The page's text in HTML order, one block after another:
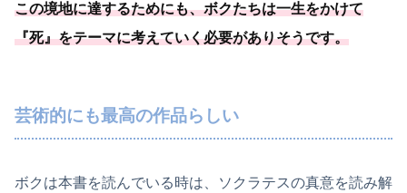
この境地に達するためにも、ボクたちは一生をかけて
『死』をテーマに考えていく必要がありそうです。
芸術的にも最高の作品らしい
ボクは本書を読んでいる時は、ソクラテスの真意を読み解